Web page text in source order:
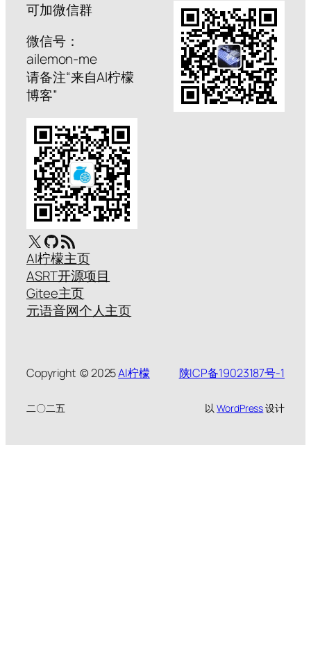
可加微信群
微信号：
ailemon-me
请备注“来自AI柠檬
博客”
X GitHub
RSS Feed
AI柠檬主页
ASRT开源项目
Gitee主页
元语音网个人主页
Copyright © 2025AI柠檬 陕ICP备19023187号-1
二〇二五 以WordPress设计